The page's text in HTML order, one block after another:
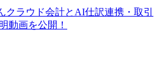
クラウド会計とAI仕訳連携・取引
動画を公開！